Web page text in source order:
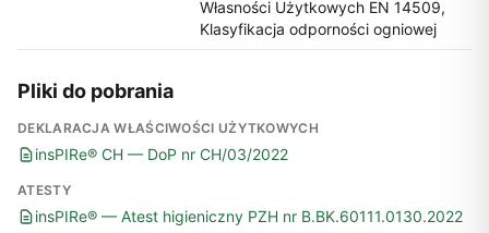
Własności Użytkowych EN 14509,
Klasyfikacja odporności ogniowej
Pliki do pobrania
DEKLARACJA WŁAŚCIWOŚCI UŻYTKOWYCH
insPIRe® CH — DoP nr CH/03/2022
ATESTY
insPIRe® — Atest higieniczny PZH nr B.BK.60111.0130.2022